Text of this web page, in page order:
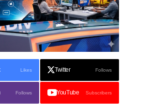
Likes Twitter Follows
Follows YouTube Subscribers